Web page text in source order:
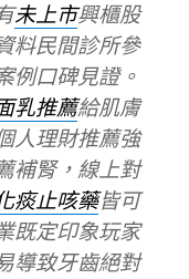
未上市興櫃股
料民間診所參
例口碑見證。
乳推薦給肌膚
人理財推薦強
補腎，線上對
痰止咳藥皆可
既定印象玩家
導致牙齒絕對